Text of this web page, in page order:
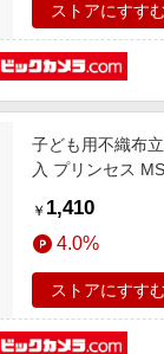
ストアにすす
子ども用不織布
入 プリンセス
￥ 1,410
4.0%
ストアにすす